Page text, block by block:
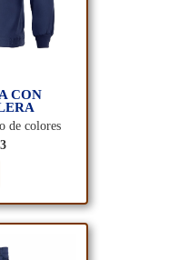
CON
de colores